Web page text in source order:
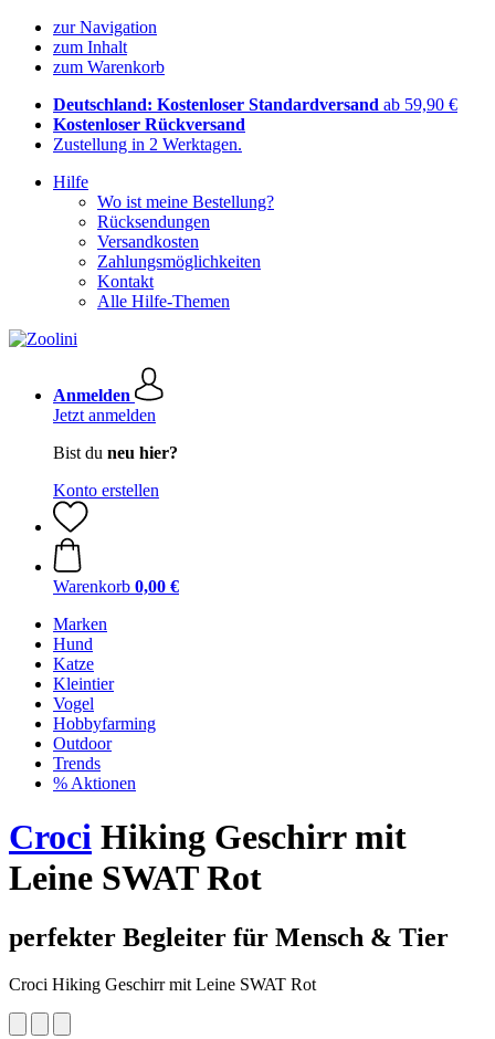
zur Navigation
zum Inhalt
zum Warenkorb
Deutschland: Kostenloser Standardversand ab 59,90 €
Kostenloser Rückversand
Zustellung in 2 Werktagen.
Hilfe
Wo ist meine Bestellung?
Rücksendungen
Versandkosten
Zahlungsmöglichkeiten
Kontakt
Alle Hilfe-Themen
Anmelden
Jetzt anmelden
Bist du neu hier?
Konto erstellen
Warenkorb 0,00 €
Marken
Hund
Katze
Kleintier
Vogel
Hobbyfarming
Outdoor
Trends
% Aktionen
Croci Hiking Geschirr mit
Leine SWAT Rot
perfekter Begleiter für Mensch & Tier
Croci Hiking Geschirr mit Leine SWAT Rot